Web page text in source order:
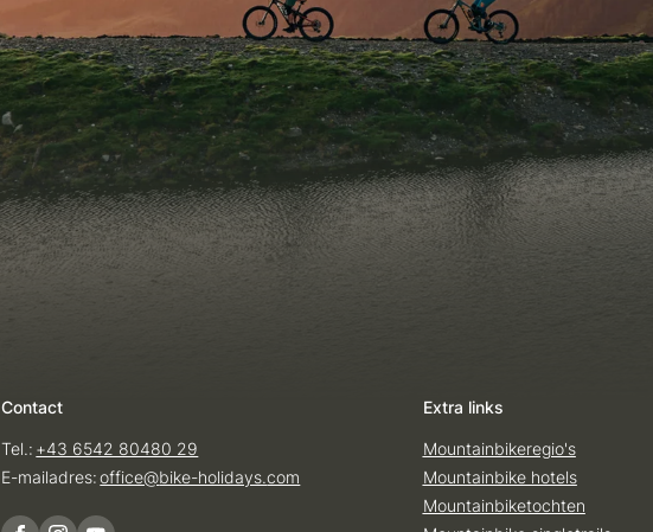
Contact
Tel.: +43 6542 80480 29
E-mailadres: office@bike-holidays.com
Extra links
Mountainbikeregio's
Mountainbike hotels
Mountainbiketochten